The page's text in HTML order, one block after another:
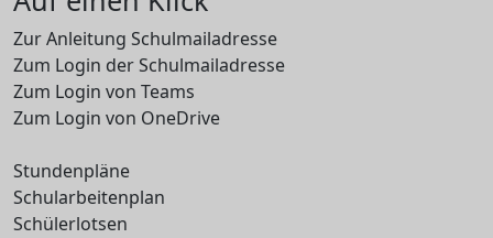
Zur Anleitung Schulmailadresse
Zum Login der Schulmailadresse
Zum Login von Teams
Zum Login von OneDrive
Stundenpläne
Schularbeitenplan
Schülerlotsen